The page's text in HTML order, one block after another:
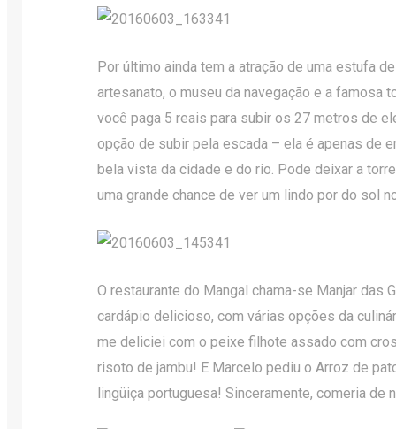
Por último ainda tem a atração de uma estufa
artesanato, o museu da navegação e a famosa
você paga 5 reais para subir os 27 metros de
opção de subir pela escada – ela é apenas de
bela vista da cidade e do rio. Pode deixar a
uma grande chance de ver um lindo por do sol
O restaurante do Mangal chama-se Manjar das
cardápio delicioso, com várias opções da
me deliciei com o peixe filhote assado com
risoto de jambu! E Marcelo pediu o Arroz de
lingüiça portuguesa! Sinceramente, comeria de